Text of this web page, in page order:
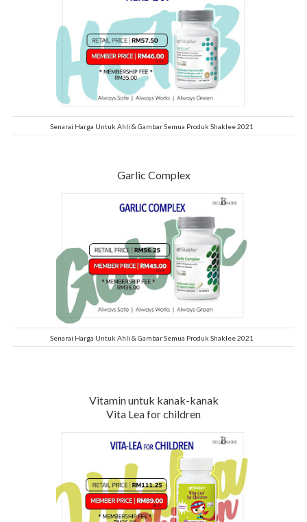
Senarai Harga Untuk Ahli & Gambar Semua Produk Shaklee 2021
Garlic Complex
Senarai Harga Untuk Ahli & Gambar Semua Produk Shaklee 2021
Vitamin untuk kanak-kanak
Vita Lea for children